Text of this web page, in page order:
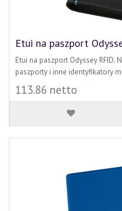
Etui na paszport
Etui na paszport Odyssey
paszporty i inne identyfikatory
113.86 netto